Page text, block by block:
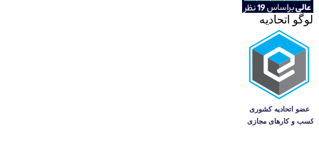
لوگو اتحادیه